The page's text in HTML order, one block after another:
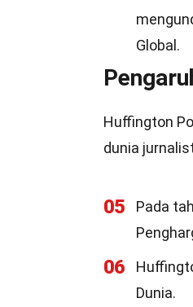
Global.
Huffington
dunia
05
Pada
06
Dunia.